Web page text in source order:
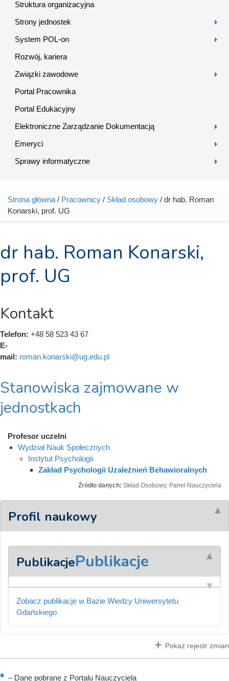
Struktura organizacyjna
Strony jednostek
System POL-on
Rozwój, kariera
Związki zawodowe
Portal Pracownika
Portal Edukacyjny
Elektroniczne Zarządzanie Dokumentacją
Emeryci
Sprawy informatyczne
Jesteś tutaj
Strona główna / Pracownicy / Skład osobowy / dr hab. Roman
Konarski, prof. UG
dr hab. Roman Konarski,
prof. UG
Kontakt
Telefon: +48 58 523 43 67
E-
mail: roman.konarski@ug.edu.pl
Stanowiska zajmowane w
jednostkach
Profesor uczelni
Wydział Nauk Społecznych
Instytut Psychologii
Zakład Psychologii Uzależnień Behawioralnych
Źródło danych: Skład Osobowy, Panel Nauczyciela
Profil naukowy
PublikacjePublikacje
Zobacz publikacje w Bazie Wiedzy Uniwersytetu
Gdańskiego
Pokaż rejestr zmian
–Dane pobrane z Portalu Nauczyciela